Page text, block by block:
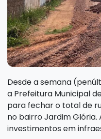
Desde a semana
a Prefeitura Municipal
para fechar o total de
no bairro Jardim Glória.
investimentos em